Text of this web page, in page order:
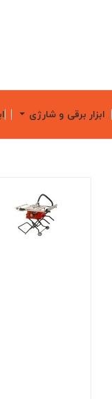
ابزار برقی و شارژی